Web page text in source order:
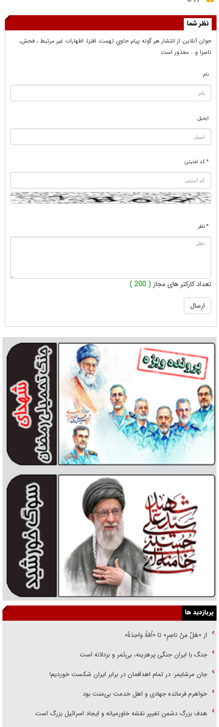
نظر شما
جوان آنلاين از انتشار هر گونه پيام حاوي تهمت، افترا، اظهارات غير مرتبط ، فحش،
ناسزا و... معذور است
نام
ایمیل
* کد امنیتی
* نظر
تعداد کارکتر های مجاز ( 200 )
پربازدید ها
از «هَلْ مِنْ ناصِرٍ» تا «اُمَّةً واحِدَةً»
جنگ با ایران جنگی پرهزینه، بی‌ثمر و بزدلانه است
جان مرشایمر: در تمام اهدافمان در برابر ایران شکست خوردیم!
خواهرم فرمانده جهادی و اهل خدمت بی‌منت بود
هدف بزرگ دشمن تغییر نقشه خاورمیانه و ایجاد اسرائیل بزرگ است